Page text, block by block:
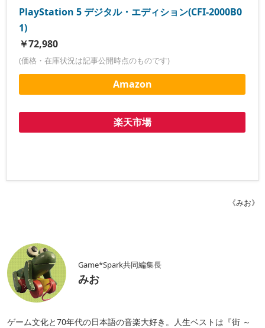
PlayStation 5 デジタル・エディション(CFI-2000B0
1)
￥72,980
(価格・在庫状況は記事公開時点のものです)
Amazon
楽天市場
《みお》
Game*Spark共同編集長
みお
ゲーム文化と70年代の日本語の音楽大好き。人生ベストは『街 ～